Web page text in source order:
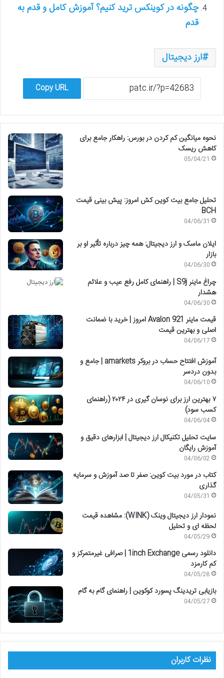
چگونه در کوینکس ترید کنیم؟ آموزش کامل و قدم به
قدم
ارز دیجیتال
Copy URL
نحوه میانگین کم کردن در بورس: راهکار جامع برای
کاهش ریسک
05/04/21
تحلیل جامع بیت کوین کش امروز: پیش بینی قیمت
BCH
04/06/31
ایلان ماسک و ارز دیجیتال: همه چیز درباره تأثیر او بر
بازار
04/06/30
چراغ ماینر S9j | راهنمای کامل رفع عیب و علائم
هشدار
04/06/30
قیمت ماینر Avalon 921 امروز | خرید با ضمانت
اصلی و بهترین قیمت
04/06/17
آموزش افتتاح حساب در بروکر amarkets | جامع و
بدون دردسر
04/06/10
۷ بهترین ارز برای نوسان گیری در ۲۰۲۴ (راهنمای
کسب سود)
04/06/04
سایت تحلیل تکنیکال ارز دیجیتال | ابزارهای دقیق و
آموزش رایگان
04/06/02
کتاب در مورد بیت کوین: صفر تا صد آموزش و سرمایه
گذاری
04/05/31
نمودار ارز دیجیتال وینک (WINK): مشاهده قیمت
لحظه ای و تحلیل
04/05/29
دانلود رسمی 1inch Exchange | صرافی غیرمتمرکز و
کم کارمزد
04/05/28
بازیابی تریدینگ پسورد کوکوین | راهنمای گام به گام
04/05/27
نظرات کاربران